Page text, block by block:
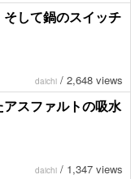
して鍋のスイッチ
daichi / 2,648 views
スファルトの吸水
daichi / 1,347 views